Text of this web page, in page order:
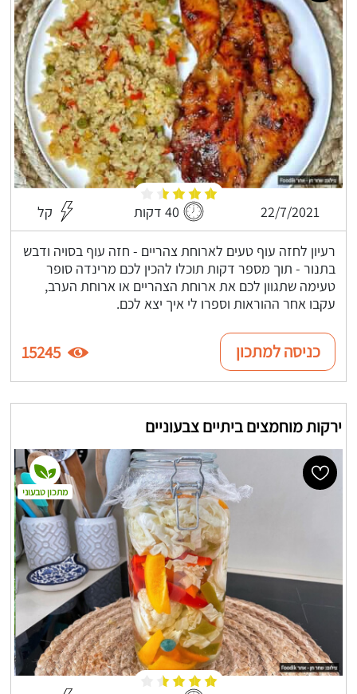
22/7/2021 40 דקות קל
רעיון לחזה עוף טעים לארוחת צהריים - חזה עוף בסויה ודבש
בתנור - תוך מספר דקות תוכלו להכין לכם מרינדה סופר
טעימה שתגוון לכם את ארוחת הצהריים או ארוחת הערב,
עקבו אחר ההוראות וספרו לי איך יצא לכם.
כניסה למתכון 15245
ירקות מוחמצים ביתיים צבעוניים
מתכון טבעוני